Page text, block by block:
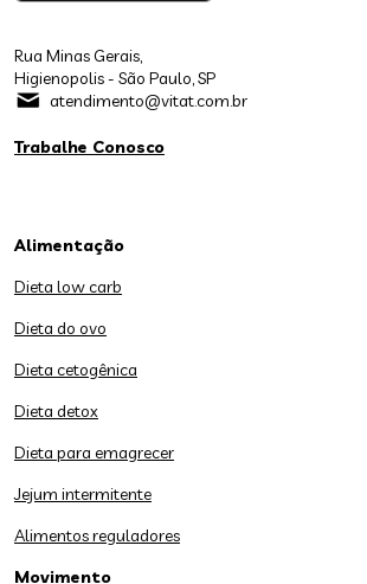
Rua Minas Gerais,
Higienopolis - São Paulo, SP
atendimento@vitat.com.br
Trabalhe Conosco
Alimentação
Dieta low carb
Dieta do ovo
Dieta cetogênica
Dieta detox
Dieta para emagrecer
Jejum intermitente
Alimentos reguladores
Movimento